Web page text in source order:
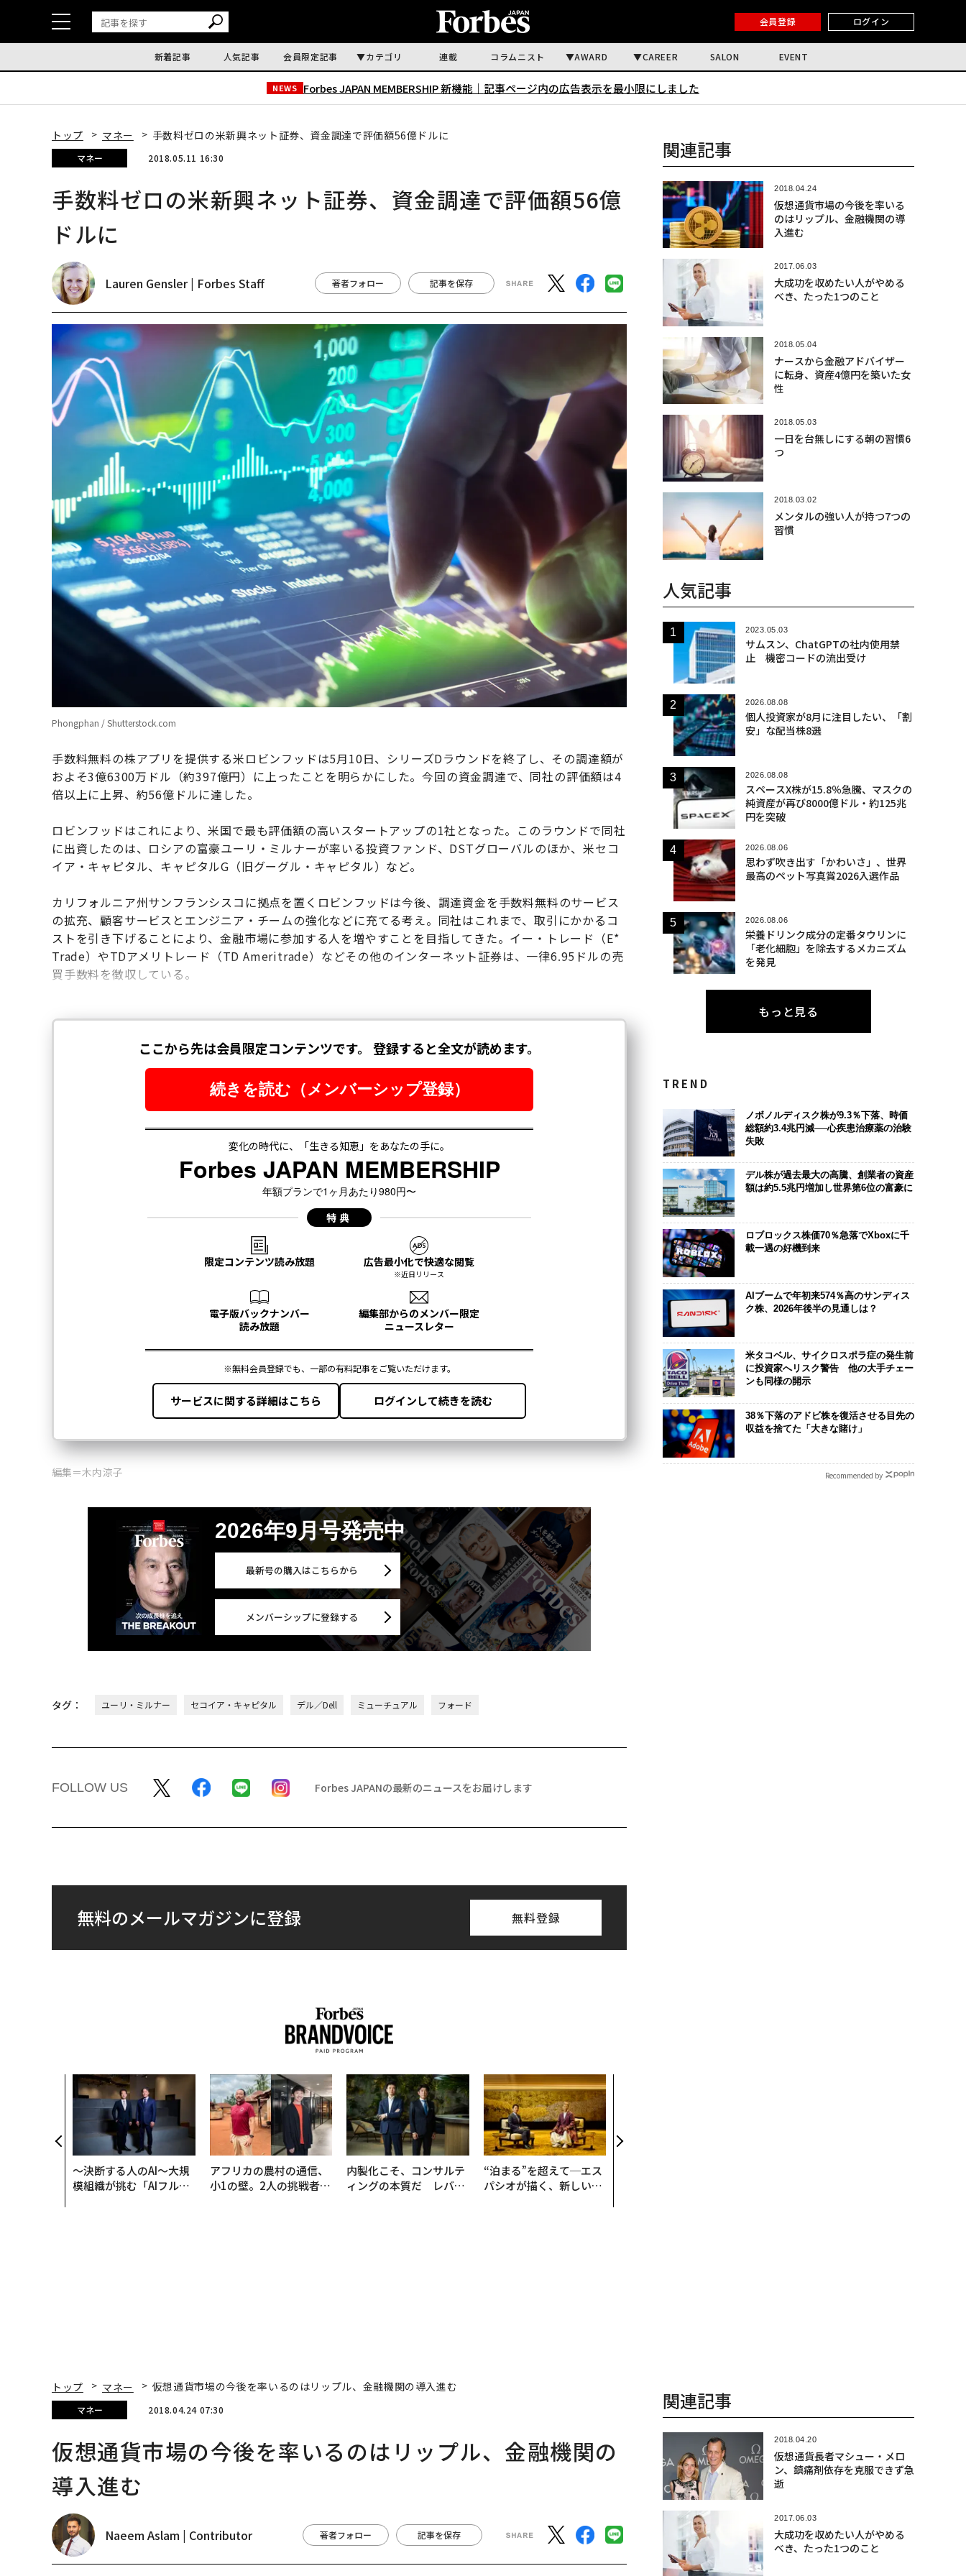
会員登録 ログイン
新着記事 人気記事 会員限定記事 カテゴリ 連載 コラムニスト AWARD CAREER SALON EVENT
NEWS Forbes JAPAN MEMBERSHIP 新機能｜ 記事ページ内の広告表示を最小限にしました
トップ マネー 手数料ゼロの米新興ネット証券、資金調達で評価額56億ドルに
マネー 2018.05.11 16:30
手数料ゼロの米新興ネット証券、資金調達で評価額56億
ドルに
Lauren Gensler | Forbes Staff 著者フォロー 記事を保存
Phongphan / Shutterstock.com
手数料無料の株アプリを提供する米ロビンフッドは5月10日、シリーズDラウンドを終了し、その調達額が
およそ3億6300万ドル（約397億円）に上ったことを明らかにした。今回の資金調達で、同社の評価額は4
倍以上に上昇、約56億ドルに達した。
ロビンフッドはこれにより、米国で最も評価額の高いスタートアップの1社となった。このラウンドで同社
に出資したのは、ロシアの富豪ユーリ・ミルナーが率いる投資ファンド、DSTグローバルのほか、米セコ
イア・キャピタル、キャピタルG（旧グーグル・キャピタル）など。
カリフォルニア州サンフランシスコに拠点を置くロビンフッドは今後、調達資金を手数料無料のサービス
の拡充、顧客サービスとエンジニア・チームの強化などに充てる考え。同社はこれまで、取引にかかるコ
ストを引き下げることにより、金融市場に参加する人を増やすことを目指してきた。イー・トレード（E*
Trade）やTDアメリトレード（TD Ameritrade）などその他のインターネット証券は、一律6.95ドルの売
買手数料を徴収している。
編集＝木内涼子
2026年9月号発売中
最新号の購入はこちらから
メンバーシップに登録する
タグ： ユーリ・ミルナー セコイア・キャピタル デル／Dell ミューチュアル フォード
FOLLOW US Forbes JAPANの最新のニュースをお届けします
無料のメールマガジンに登録 無料登録
〜決断する人のAI〜大規
模組織が挑む「AIフル実
アフリカの農村の通信、
小1の壁。2人の挑戦者が
内製化こそ、コンサルテ
ィングの本質だ レバレ
“泊まる”を超えて─エス
パシオが描く、新しい日
る1日│CAREER SUMMI
関連記事
2018.04.24
仮想通貨市場の今後を率いる
のはリップル、金融機関の導
入進む
2017.06.03
大成功を収めたい人がやめる
べき、たった1つのこと
2018.05.04
ナースから金融アドバイザー
に転身、資産4億円を築いた女
性
2018.05.03
一日を台無しにする朝の習慣6
つ
2018.03.02
メンタルの強い人が持つ7つの
習慣
人気記事
2023.05.03
サムスン、ChatGPTの社内使用禁
止 機密コードの流出受け
2026.08.08
個人投資家が8月に注目したい、「割
安」な配当株8選
2026.08.08
スペースX株が15.8％急騰、マスクの
純資産が再び8000億ドル・約125兆
円を突破
2026.08.06
思わず吹き出す「かわいさ」、世界
最高のペット写真賞2026入選作品
2026.08.06
栄養ドリンク成分の定番タウリンに
「老化細胞」を除去するメカニズム
を発見
もっと見る
TREND
ノボノルディスク株が9.3％下落、時価
総額約3.4兆円減──心疾患治療薬の治験
失敗
デル株が過去最大の高騰、創業者の資産
額は約5.5兆円増加し世界第6位の富豪に
ロブロックス株価70％急落でXboxに千
載一遇の好機到来
AIブームで年初来574％高のサンディス
ク株、2026年後半の見通しは？
米タコベル、サイクロスポラ症の発生前
に投資家へリスク警告 他の大手チェー
ンも同様の開示
38％下落のアドビ株を復活させる目先の
収益を捨てた「大きな賭け」
Recommended by
トップ マネー 仮想通貨市場の今後を率いるのはリップル、金融機関の導入進む
マネー 2018.04.24 07:30
仮想通貨市場の今後を率いるのはリップル、金融機関の
導入進む
Naeem Aslam | Contributor 著者フォロー 記事を保存
関連記事
2018.04.20
仮想通貨長者マシュー・メロ
ン、鎮痛剤依存を克服できず急
逝
2017.06.03
大成功を収めたい人がやめる
べき、たった1つのこと